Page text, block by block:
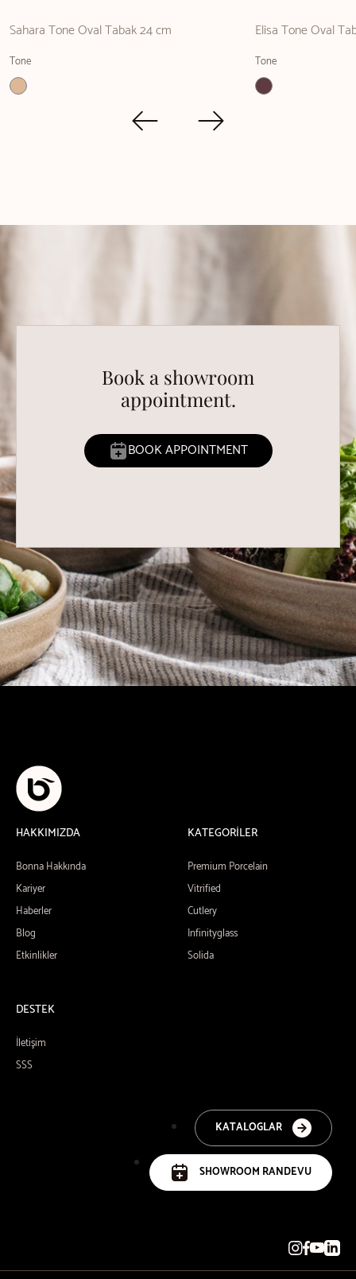
Sahara Tone Oval Tabak 24 cm
Tone
Elisa Tone Oval
Tone
Book a showroom
appointment.
BOOK APPOINTMENT
HAKKIMIZDA
Bonna Hakkında
Kariyer
Haberler
Blog
Etkinlikler
KATEGORİLER
Premium Porcelain
Vitrified
Cutlery
Infinityglass
Solida
DESTEK
İletişim
SSS
KATALOGLAR
SHOWROOM RANDEVU